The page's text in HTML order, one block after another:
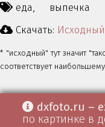
еда,
выпечка
Скачать:
* "исходный" тут значит
соответствует
dxfoto.ru –
по картинке в